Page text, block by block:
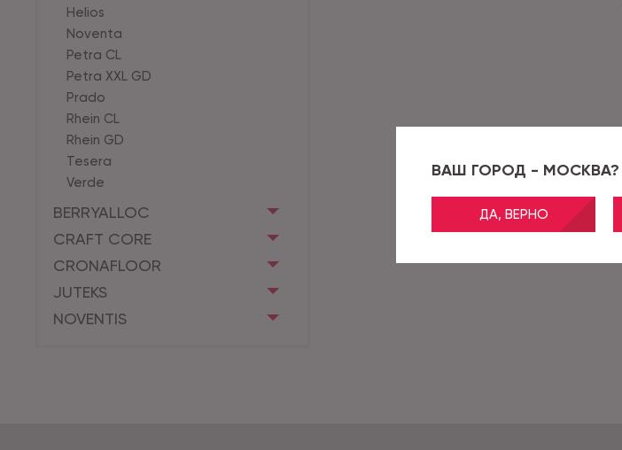
ВАШ ГОРОД - МОСКВА?
ДА, ВЕРНО
Helios
Noventa
Petra CL
Petra XXL GD
Prado
Rhein CL
Rhein GD
Tesera
Verde
BERRYALLOC
CRAFT CORE
CRONAFLOOR
JUTEKS
NOVENTIS